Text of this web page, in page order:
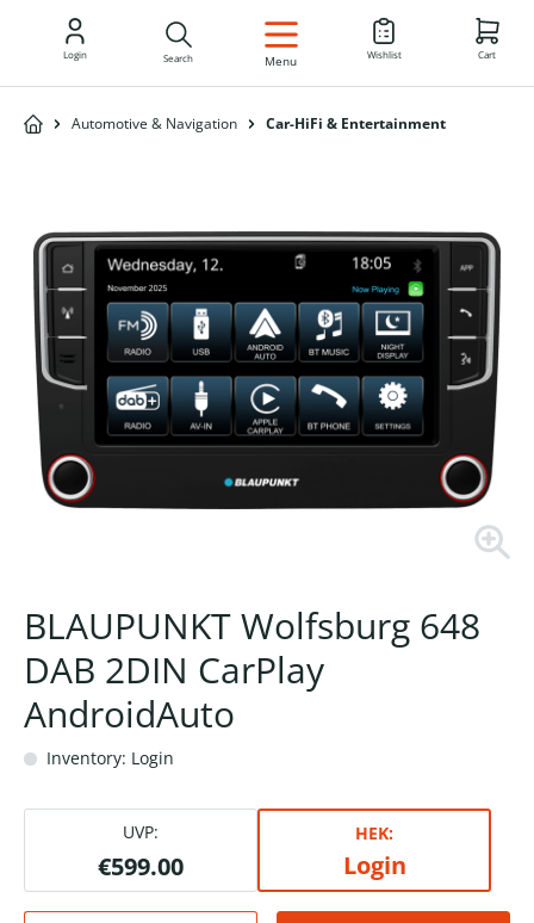
EN
Login Search Menu Wishlist Cart
Automotive & Navigation Car-HiFi & Entertainment
BLAUPUNKT Wolfsburg 648
DAB 2DIN CarPlay
AndroidAuto
Inventory: Login
UVP:
€599.00
HEK:
Login